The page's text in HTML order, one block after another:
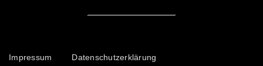
Impressum Datenschutzerklärung